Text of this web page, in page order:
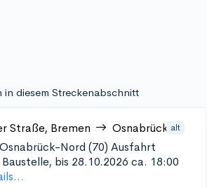
in diesem Streckenabschnitt
Straße, Bremen Osnabrück alt
Nord (70) Ausfahrt
bis 28.10.2026 ca. 18:00